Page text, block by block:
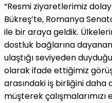
“Resmi ziyaretlerimiz
Bükreş’te, Romanya
ile bir araya geldik.
dostluk bağlarına
ulaştığı seviyeden
olarak ifade ettiğimiz
arasındaki iş birliğini daha
müşterek çalışmalarımızı